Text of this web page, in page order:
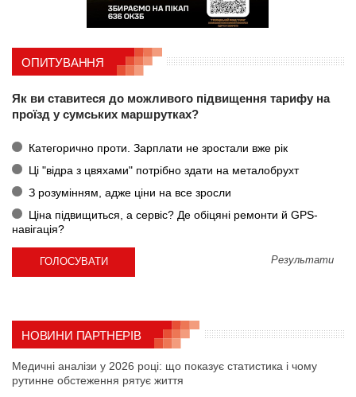
ОПИТУВАННЯ
Як ви ставитеся до можливого підвищення тарифу на
проїзд у сумських маршрутках?
Категорично проти. Зарплати не зростали вже рік
Ці "відра з цвяхами" потрібно здати на металобрухт
З розумінням, адже ціни на все зросли
Ціна підвищиться, а сервіс? Де обіцяні ремонти й GPS-
навігація?
Результати
НОВИНИ ПАРТНЕРІВ
Медичні аналізи у 2026 році: що показує статистика і чому
рутинне обстеження рятує життя